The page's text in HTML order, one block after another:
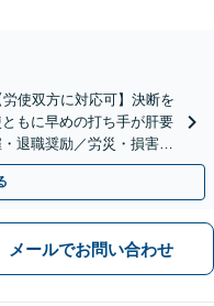
使双方に対応可】決断を
もに早めの打ち手が肝要
退職奨励／労災・損害賠
メールでお問い合わせ